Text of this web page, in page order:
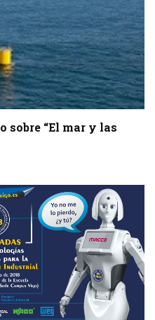
sobre “El mar y las